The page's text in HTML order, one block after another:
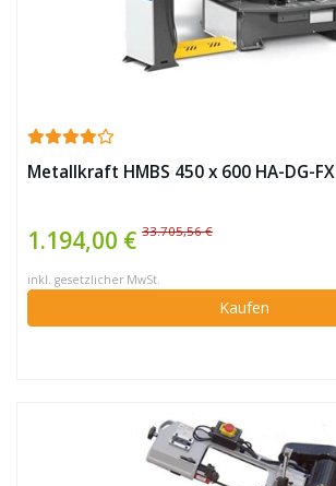
Metallkraft HMBS 450 x 600 HA-DG-FX
1.194,00 € 33.705,56 €
inkl. gesetzlicher MwSt.
Kaufen